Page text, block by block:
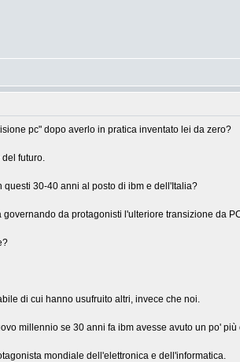
pc" dopo averlo in pratica inventato lei da zero?
futuro.
30-40 anni al posto di ibm e dell'Italia?
da protagonisti l'ulteriore transizione da
di cui hanno usufruito altri, invece che noi.
millennio se 30 anni fa ibm avesse avuto un po'
mondiale dell'elettronica e dell'informatica.